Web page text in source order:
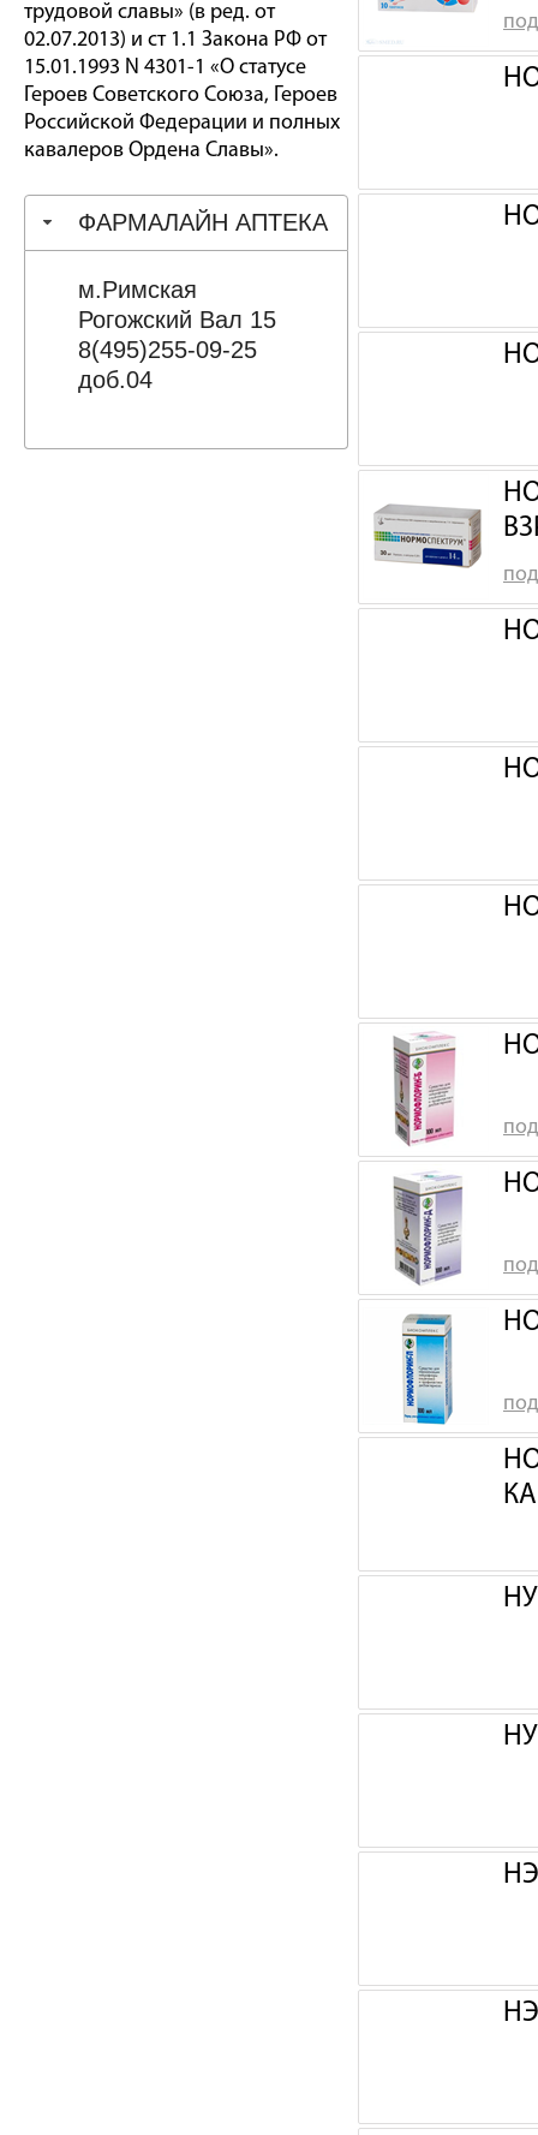
трудовой славы» (в ред. от
02.07.2013) и ст 1.1 Закона РФ от
15.01.1993 N 4301-1 «О статусе
Героев Советского Союза, Героев
Российской Федерации и полных
кавалеров Ордена Славы».
ФАРМАЛАЙН АПТЕКА
м.Римская
Рогожский Вал 15
8(495)255-09-25
доб.04